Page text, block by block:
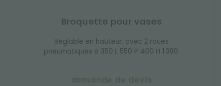
Broquette pour vases
Réglable en hauteur, avec 2 roues
pneumatiques ø 350 L 550 P 400 H 1.380.
demande de devis